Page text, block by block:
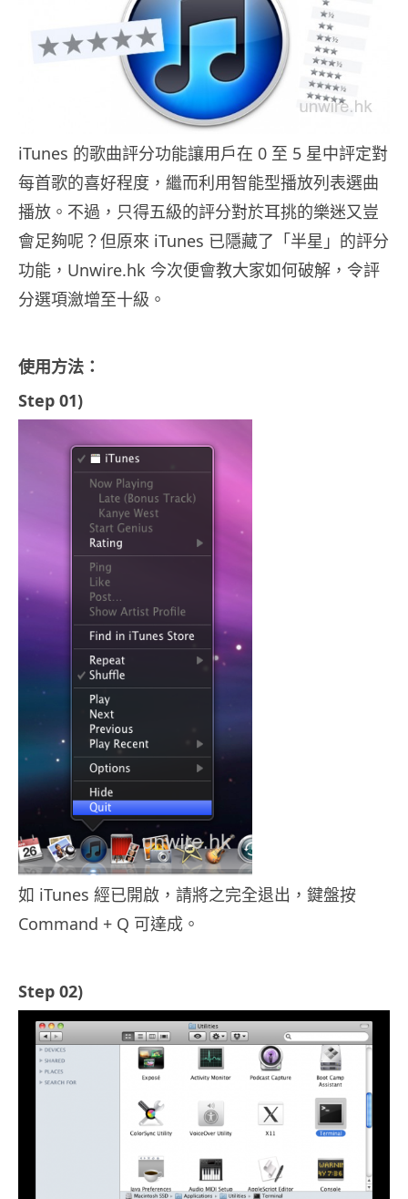
iTunes 的歌曲評分功能讓用戶在 0 至 5 星中評定對
每首歌的喜好程度，繼而利用智能型播放列表選曲
播放。不過，只得五級的評分對於耳挑的樂迷又豈
會足夠呢？但原來 iTunes 已隱藏了「半星」的評分
功能，Unwire.hk 今次便會教大家如何破解，令評
分選項瀲增至十級。
使用方法：
Step 01)
如 iTunes 經已開啟，請將之完全退出，鍵盤按
Command + Q 可達成。
Step 02)